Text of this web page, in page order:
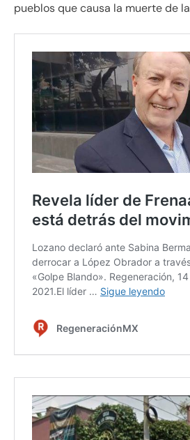
pueblos que causa la muerte de la